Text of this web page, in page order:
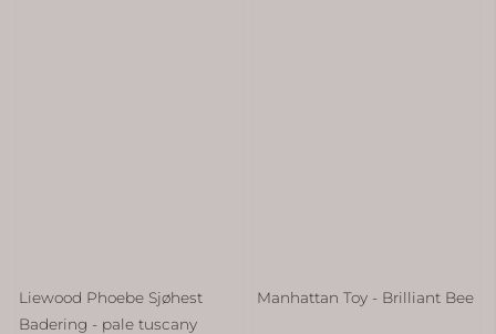
Liewood Phoebe Sjøhest
Badering - pale tuscany
Manhattan Toy - Brilliant Bee